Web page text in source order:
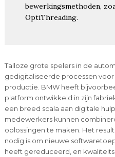
bewerkingsmethoden,
OptiThreading.
Talloze grote spelers in de
gedigitaliseerde processen
productie. BMW heeft
platform ontwikkeld in zijn
een breed scala aan digitale
medewerkers kunnen
oplossingen te maken. Het
nodig is om nieuwe
heeft gereduceerd, en